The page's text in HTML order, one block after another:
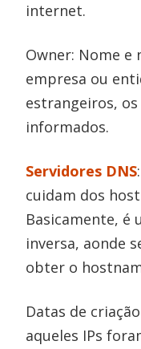
internet.
Owner: Nome e
empresa ou
estrangeiros,
informados.
Servidores DNS
cuidam dos
Basicamente, é
inversa, aonde
obter o
Datas de
aqueles IPs